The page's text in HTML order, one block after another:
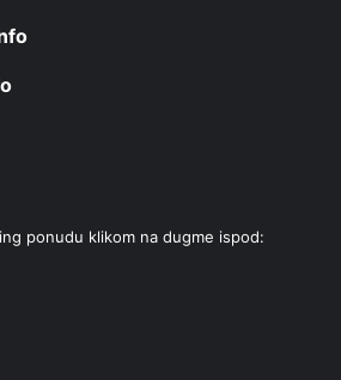
ponudu klikom na dugme ispod: